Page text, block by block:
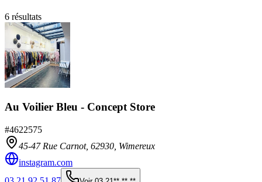
6 résultats
Au Voilier Bleu - Concept Store
#4622575
45-47 Rue Carnot, 62930 Wimereux
instagram.com